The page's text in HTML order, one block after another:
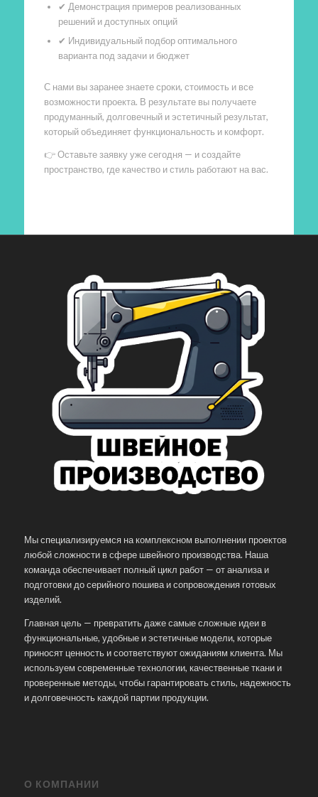
✔ Демонстрация примеров реализованных
решений и доступных опций
✔ Индивидуальный подбор оптимального
варианта под задачи и бюджет
С нами вы заранее знаете сроки, стоимость и все
возможности проекта. В результате вы получаете
продуманный, долговечный и эстетичный результат,
который объединяет функциональность и комфорт.
👉 Оставьте заявку уже сегодня — и создайте
пространство, где качество и стиль работают на вас.
Мы специализируемся на комплексном выполнении проектов
любой сложности в сфере швейного производства. Наша
команда обеспечивает полный цикл работ — от анализа и
подготовки до серийного пошива и сопровождения готовых
изделий.
Главная цель — превратить даже самые сложные идеи в
функциональные, удобные и эстетичные модели, которые
приносят ценность и соответствуют ожиданиям клиента. Мы
используем современные технологии, качественные ткани и
проверенные методы, чтобы гарантировать стиль, надежность
и долговечность каждой партии продукции.
О КОМПАНИИ